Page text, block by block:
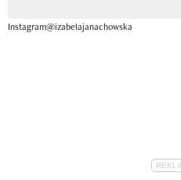
Instagram@izabelajanachowska